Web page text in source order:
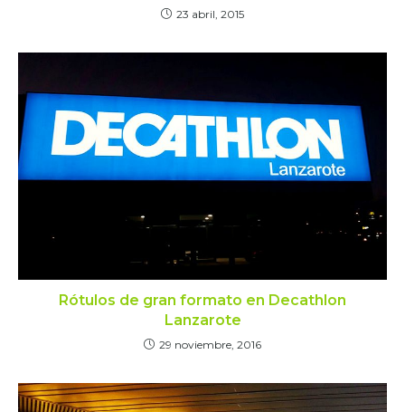
23 abril, 2015
Rótulos de gran formato en Decathlon
Lanzarote
29 noviembre, 2016